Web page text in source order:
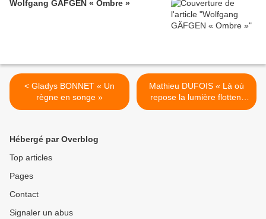
Wolfgang GÄFGEN « Ombre »
< Gladys BONNET « Un
règne en songe »
Mathieu DUFOIS « Là où
repose la lumière flottent
les cendres » >
Hébergé par Overblog
Top articles
Pages
Contact
Signaler un abus